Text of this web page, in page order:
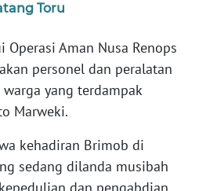
Toru
Aman Nusa Renops
personel dan peralatan
yang terdampak
Marweki.
kehadiran Brimob di
sedang dilanda musibah